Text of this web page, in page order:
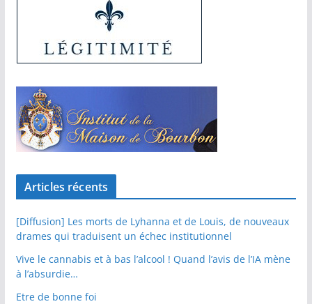
Articles récents
[Diffusion] Les morts de Lyhanna et de Louis, de nouveaux
drames qui traduisent un échec institutionnel
Vive le cannabis et à bas l’alcool ! Quand l’avis de l’IA mène
à l’absurdie…
Etre de bonne foi